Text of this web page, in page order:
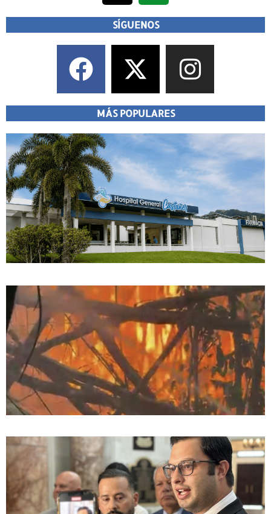
SÍGUENOS
MÁS POPULARES